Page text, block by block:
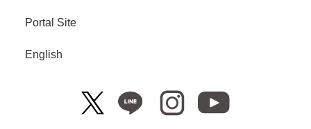
Portal Site
English